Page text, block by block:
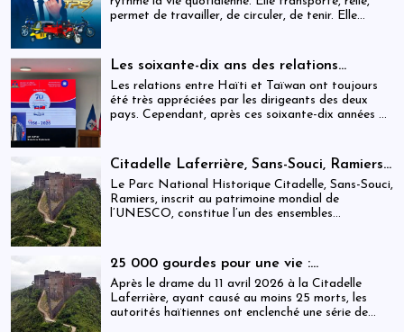
permet de travailler, de circuler, de tenir. Elle
personnes.
Les soixante-dix ans des relations
haïtiano-taïwanaises : entre dépendance
et ambiguïtés stratégiques
Les relations entre Haïti et Taïwan ont toujours
été très appréciées par les dirigeants des deux
pays. Cependant, après ces soixante-dix années de
objectifs de développement durable sur lesquels
Haïti devrait se fixer.
Citadelle Laferrière, Sans-Souci, Ramiers :
gouvernance absente d’un patrimoine
mondial sous pression structurelle
Le Parc National Historique Citadelle, Sans-Souci,
Ramiers, inscrit au patrimoine mondial de
l’UNESCO, constitue l’un des ensembles
déploie une réalité institutionnelle fragilisée par
l’absence prolongée de gouvernance effective.
25 000 gourdes pour une vie :
arrestations, révocations et démission
après le drame de la Citadelle
Après le drame du 11 avril 2026 à la Citadelle
Laferrière, ayant causé au moins 25 morts, les
autorités haïtiennes ont enclenché une série de